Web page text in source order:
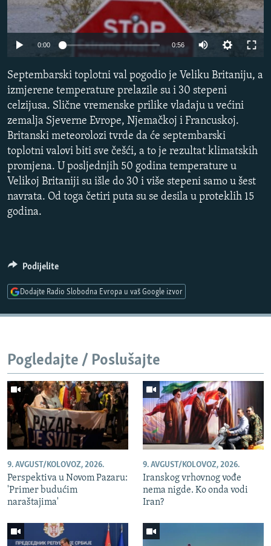
ISPRIČAJ MI
DNEVNO@RSE
SPECIJALI RSE
VIŠE OD NASLOVA
GENOCID U SREBRENICI
POPLAVE I KLIZIŠTA U BIH 2024.
POST SCRIPTUM
MOJA EVROPA
TRI DECENIJE OD RATA U BIH
PRATITE NAS
Sve RFE/RL stranice
0:00 0:56
Septembarski toplotni val pogodio je Veliku Britaniju, a
izmjerene temperature prelazile su i 30 stepeni
celzijusa. Slične vremenske prilike vladaju u većini
zemalja Sjeverne Evrope, Njemačkoj i Francuskoj.
Britanski meteorolozi tvrde da će septembarski
toplotni valovi biti sve češći, a to je rezultat klimatskih
promjena. U posljednjih 50 godina temperature u
Velikoj Britaniji su išle do 30 i više stepeni samo u šest
navrata. Od toga četiri puta su se desila u proteklih 15
godina.
Podijelite
Dodajte Radio Slobodna Evropa u vaš Google izvor
Pogledajte / Poslušajte
9. AVGUST/KOLOVOZ, 2026.
Perspektiva u Novom Pazaru:
'Primer budućim
naraštajima'
9. AVGUST/KOLOVOZ, 2026.
Iranskog vrhovnog vođe
nema nigde. Ko onda vodi
Iran?